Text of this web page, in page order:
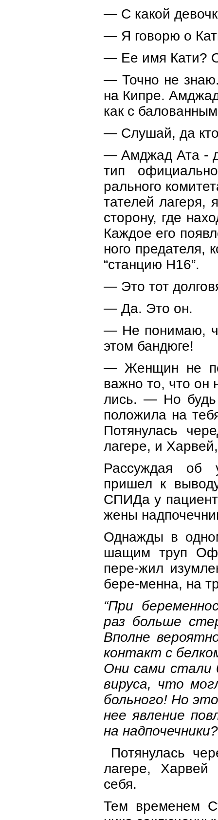
— С какой
— Я говорю о
— Ее имя Кати?
— Точно не
на Кипре.
как с
— Слушай, да
— Амджад Ата -
тип
рального
тателей
сторону, где
Каждое его
ного предателя,
“станцию Н16”.
— Это тот
— Да. Это он.
— Не понимаю,
этом бандюге!
— Женщин не
важно то, что он
лись. — Но будь
положила на
Потянулась
лагере, и
Рассуждая об
пришел к
СПИДа у
жены
Однажды в
шащим труп
пере-жил
бере-менна, на
“При
раз больше
Вполне
контакт с
Они сами стали
вируса, что
больного! Но
нее явление
на
Потянулась
лагере, Харвей
себя.
Тем временем